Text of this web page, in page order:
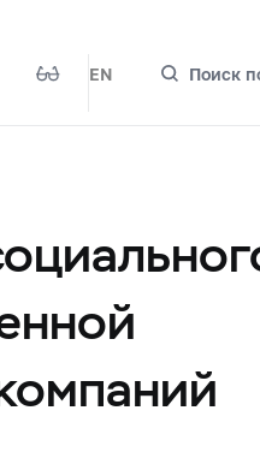
EN Поиск